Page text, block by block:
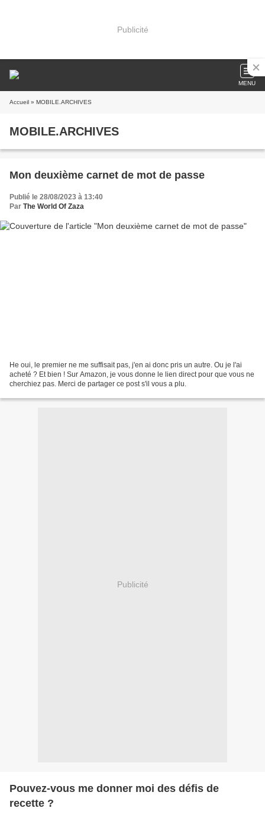
Publicité
MENU
Accueil » MOBILE.ARCHIVES
MOBILE.ARCHIVES
Mon deuxième carnet de mot de passe
Publié le 28/08/2023 à 13:40
Par The World Of Zaza
He oui, le premier ne me suffisait pas, j'en ai donc pris un autre. Ou je l'ai
acheté ? Et bien ! Sur Amazon, je vous donne le lien direct pour que vous ne
cherchiez pas. Merci de partager ce post s'il vous a plu.
Publicité
Pouvez-vous me donner moi des défis de
recette ?